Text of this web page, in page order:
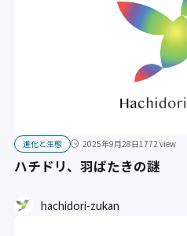
進化と生態 2025年9月28日1772 view
ハチドリ、羽ばたきの謎
hachidori-zukan